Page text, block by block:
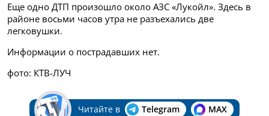
Еще одно ДТП произошло около АЗС «Лукойл». Здесь в
районе восьми часов утра не разъехались две
легковушки.
Информации о пострадавших нет.
фото: КТВ-ЛУЧ
Читайте в Telegram MAX